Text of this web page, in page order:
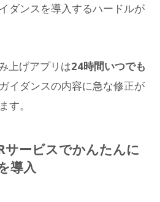
ダンスを導入するハードルが
上げアプリは24時間いつでも
イダンスの内容に急な修正が
す。
サービスでかんたんに
導入